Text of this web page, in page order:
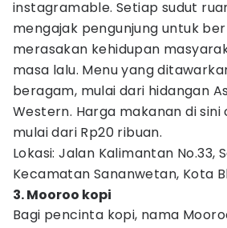
instagramable. Setiap sudut
mengajak pengunjung untuk
merasakan kehidupan
masa lalu. Menu yang
beragam, mulai dari hidangan
Western. Harga makanan di
mulai dari Rp20 ribuan.
Lokasi: Jalan Kalimantan No.33,
Kecamatan Sananwetan, Kota
3. Mooroo kopi
Bagi pencinta kopi, nama